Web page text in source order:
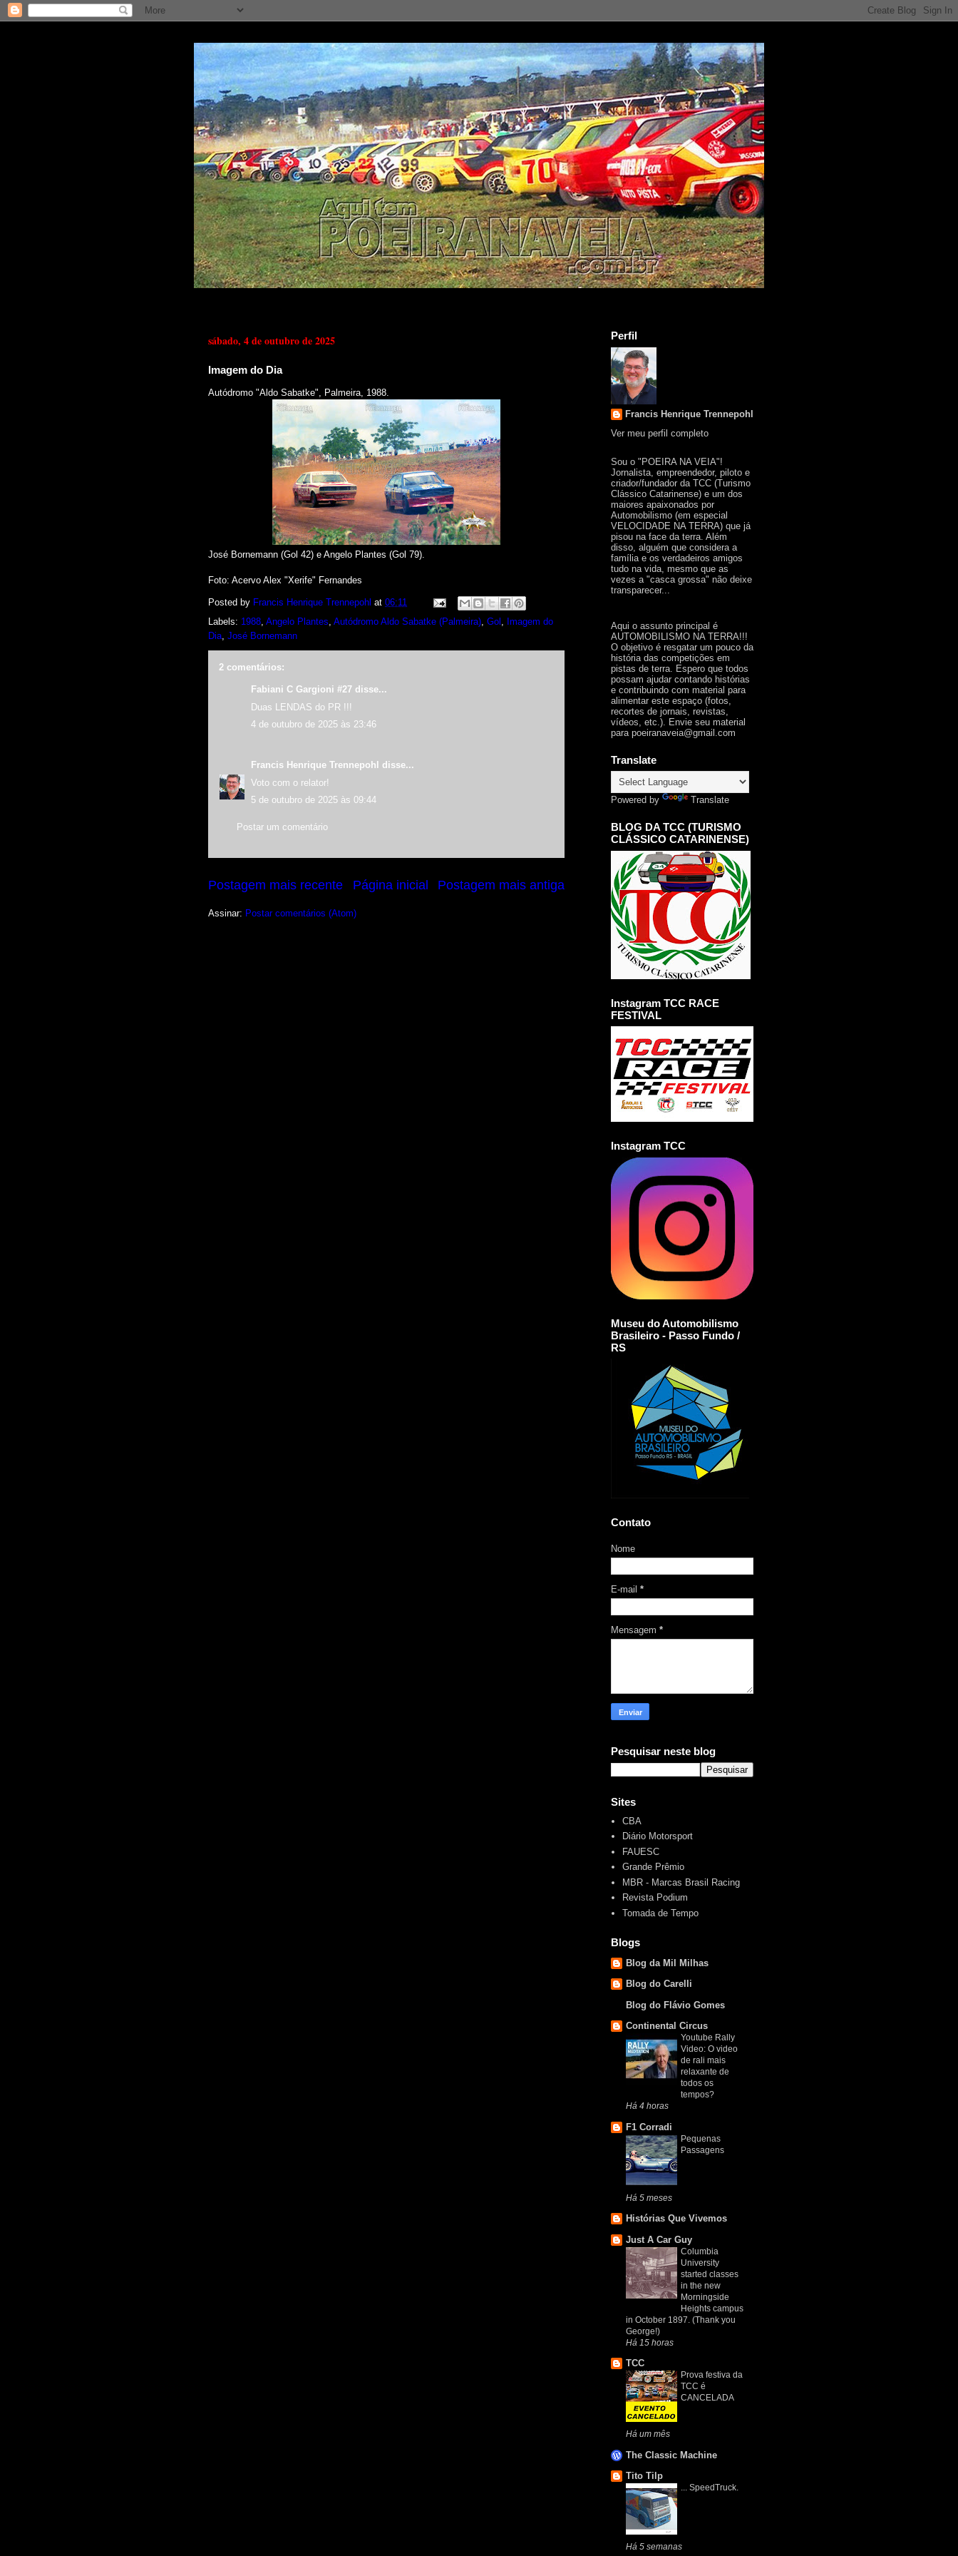
sábado, 4 de outubro de 2025
Imagem do Dia
Autódromo "Aldo Sabatke", Palmeira, 1988.
José Bornemann (Gol 42) e Angelo Plantes (Gol 79).
Foto: Acervo Alex "Xerife" Fernandes
Posted by Francis Henrique Trennepohl at 06:11
Labels: 1988, Angelo Plantes, Autódromo Aldo Sabatke (Palmeira), Gol , Imagem do
Dia, José Bornemann
2 comentários:
Fabiani C Gargioni #27 disse...
Duas LENDAS do PR !!!
4 de outubro de 2025 às 23:46
Francis Henrique Trennepohl
disse...
Voto com o relator!
5 de outubro de 2025 às 09:44
Postar um comentário
Postagem mais recente Postagem mais antiga
Página inicial
Assinar: Postar comentários (Atom)
Perfil
Francis Henrique Trennepohl
Ver meu perfil completo
Sou o "POEIRA NA VEIA"!
Jornalista, empreendedor, piloto e
criador/fundador da TCC (Turismo
Clássico Catarinense) e um dos
maiores apaixonados por
Automobilismo (em especial
VELOCIDADE NA TERRA) que já
pisou na face da terra. Além
disso, alguém que considera a
família e os verdadeiros amigos
tudo na vida, mesmo que as
vezes a "casca grossa" não deixe
transparecer...
Aqui o assunto principal é
AUTOMOBILISMO NA TERRA!!!
O objetivo é resgatar um pouco da
história das competições em
pistas de terra. Espero que todos
possam ajudar contando histórias
e contribuindo com material para
alimentar este espaço (fotos,
recortes de jornais, revistas,
vídeos, etc.). Envie seu material
para poeiranaveia@gmail.com
Translate
Powered by Translate
BLOG DA TCC (TURISMO
CLÁSSICO CATARINENSE)
Instagram TCC RACE
FESTIVAL
Instagram TCC
Museu do Automobilismo
Brasileiro - Passo Fundo /
RS
Contato
Nome
E-mail *
Mensagem *
Pesquisar neste blog
Sites
CBA
Diário Motorsport
FAUESC
Grande Prêmio
MBR - Marcas Brasil Racing
Revista Podium
Tomada de Tempo
Blogs
Blog da Mil Milhas
Blog do Carelli
Blog do Flávio Gomes
Continental Circus
Youtube Rally
Video: O video
de rali mais
relaxante de
todos os
tempos?
Há 4 horas
F1 Corradi
Pequenas
Passagens
Há 5 meses
Histórias Que Vivemos
Just A Car Guy
Columbia
University
started classes
in the new
Morningside
Heights campus
in October 1897. (Thank you
George!)
Há 15 horas
TCC
Prova festiva da
TCC é
CANCELADA
Há um mês
The Classic Machine
Tito Tilp
... SpeedTruck.
Há 5 semanas